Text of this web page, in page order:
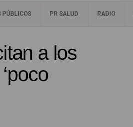
PÚBLICOS PR SALUD RADIO
a los